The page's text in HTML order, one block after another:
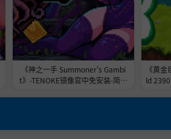
《神之一手 Summoner's Gambi
t》-TENOKE镜像官中免安装-简中
《黄
ld